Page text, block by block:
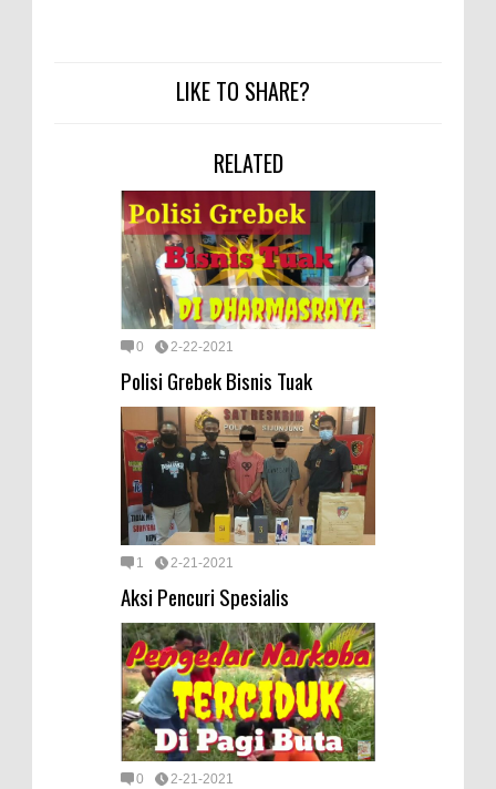
LIKE TO SHARE?
RELATED
0 2-22-2021
Polisi Grebek Bisnis Tuak
1 2-21-2021
Aksi Pencuri Spesialis
0 2-21-2021